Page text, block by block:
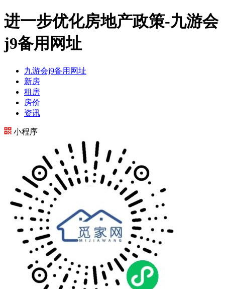
进一步优化房地产政策-九游会
j9备用网址
九游会j9备用网址
新房
租房
房价
资讯
小程序